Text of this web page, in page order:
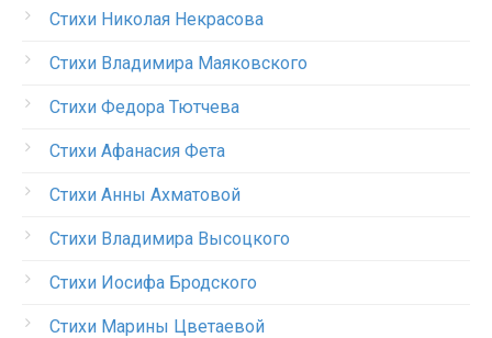
Стихи Николая Некрасова
Стихи Владимира Маяковского
Стихи Федора Тютчева
Стихи Афанасия Фета
Стихи Анны Ахматовой
Стихи Владимира Высоцкого
Стихи Иосифа Бродского
Стихи Марины Цветаевой